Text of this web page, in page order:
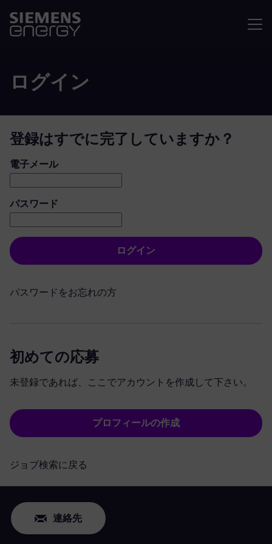
ログイン
登録はすでに完了していますか？
ログイン：ユーザーとパスワード
電子メール
パスワード
ログイン
パスワードをお忘れの方
初めての応募
未登録であれば、ここでアカウントを作成して下さい。
プロフィールの作成
ジョブ検索に戻る
連絡先